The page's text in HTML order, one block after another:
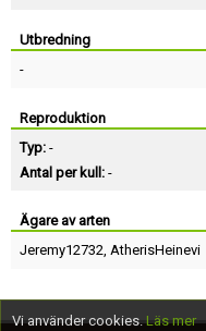
Utbredning
-
Reproduktion
Typ: -
Antal per kull: -
Ägare av arten
Jeremy12732, AtherisHeinevi
Vi använder cookies.Läs mer